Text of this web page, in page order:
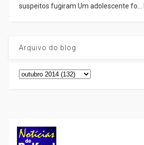
suspeitos fugiram Um adolescente fo...
Arquivo do blog